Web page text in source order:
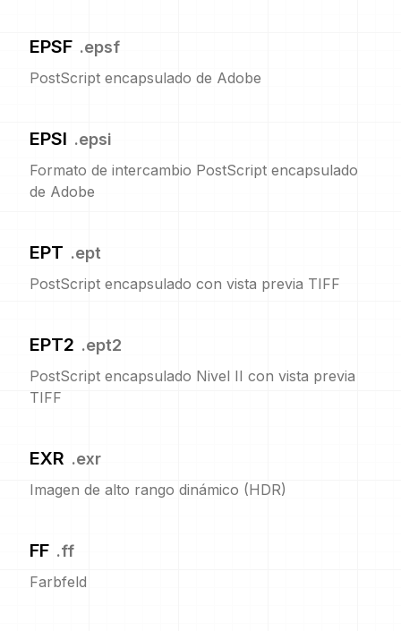
EPSF .epsf
PostScript encapsulado de Adobe
EPSI .epsi
Formato de intercambio PostScript encapsulado
de Adobe
EPT .ept
PostScript encapsulado con vista previa TIFF
EPT2 .ept2
PostScript encapsulado Nivel II con vista previa
TIFF
EXR .exr
Imagen de alto rango dinámico (HDR)
FF .ff
Farbfeld